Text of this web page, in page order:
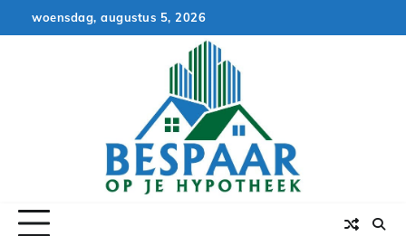
to
woensdag, augustus 5, 2026